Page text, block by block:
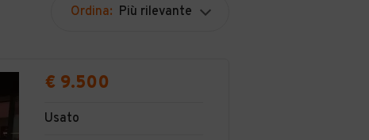
Ordina: Più rilevante
€ 9.500
Usato